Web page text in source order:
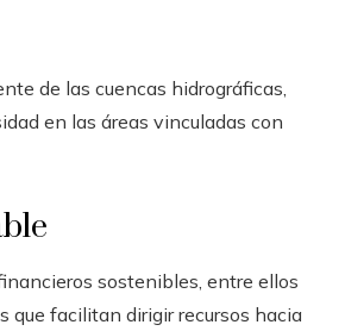
de las cuencas hidrográficas,
en las áreas vinculadas con
sostenibles, entre ellos
que facilitan dirigir recursos hacia